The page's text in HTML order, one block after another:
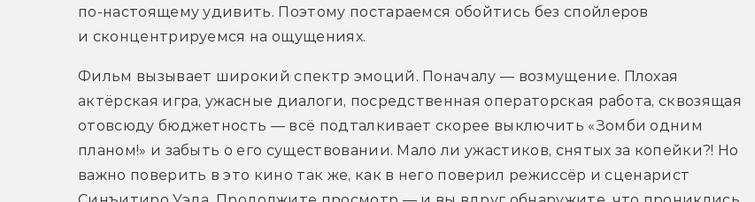
по-настоящему удивить. Поэтому постараемся обойтись без спойлеров
и сконцентрируемся на ощущениях.
Фильм вызывает широкий спектр эмоций. Поначалу — возмущение. Плохая
актёрская игра, ужасные диалоги, посредственная операторская работа, сквозящая
отовсюду бюджетность — всё подталкивает скорее выключить «Зомби одним
планом!» и забыть о его существовании. Мало ли ужастиков, снятых за копейки?! Но
важно поверить в это кино так же, как в него поверил режиссёр и сценарист